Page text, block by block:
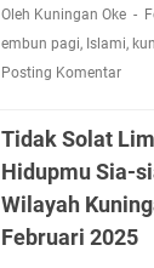
Oleh Kuningan Oke
embun pagi, Islami,
Posting Komentar
Tidak Solat
Hidupmu Sia-
Wilayah
Februari 2025